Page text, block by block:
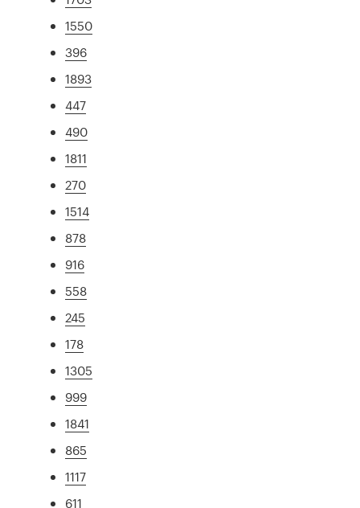
1550
396
1893
447
490
1811
270
1514
878
916
558
245
178
1305
999
1841
865
1117
611